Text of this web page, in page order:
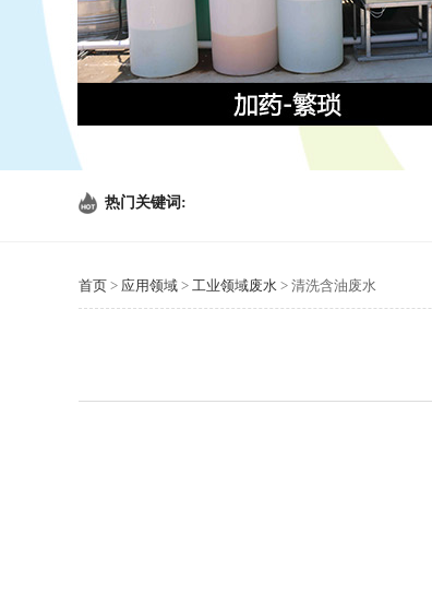
热门关键词:
首页 > 应用领域 > 工业领域废水 > 清洗含油废水